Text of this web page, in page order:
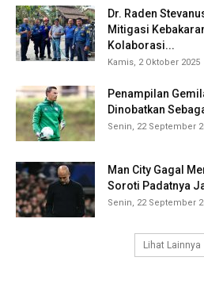
Dr. Raden
Mitigasi
Kolaborasi...
Kamis, 2 Oktober 2025
Penampilan
Dinobatkan
Senin, 22 September
Man City Gagal
Soroti Padatnya
Senin, 22 September
Lihat Lainnya